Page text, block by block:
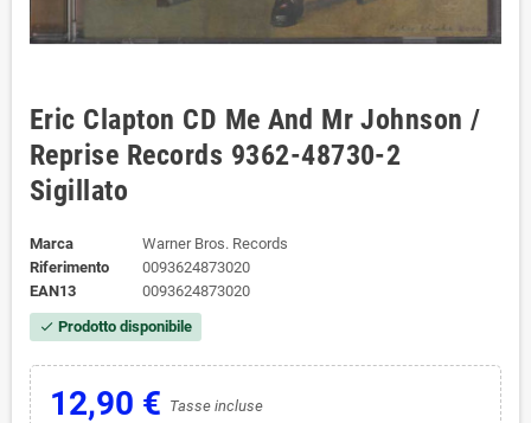
Eric Clapton CD Me And Mr Johnson /
Reprise Records ‎9362-48730-2
Sigillato
Marca
Warner Bros. Records
Riferimento
0093624873020
EAN13
0093624873020
check Prodotto disponibile
12,90 € Tasse incluse